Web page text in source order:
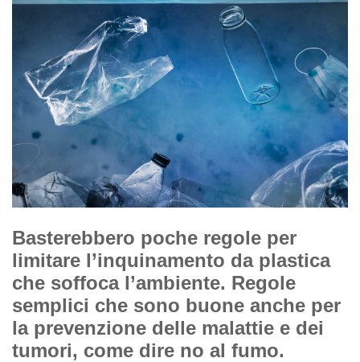
Basterebbero poche regole per
limitare l’inquinamento da plastica
che soffoca l’ambiente. Regole
semplici che sono buone anche per
la prevenzione delle malattie e dei
tumori, come dire no al fumo.